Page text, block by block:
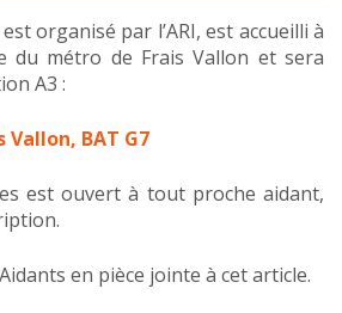
organisé par l’ARI, est accueilli à
du métro de Frais Vallon et sera
A3 :
Vallon, BAT G7
est ouvert à tout proche aidant,
en pièce jointe à cet article.